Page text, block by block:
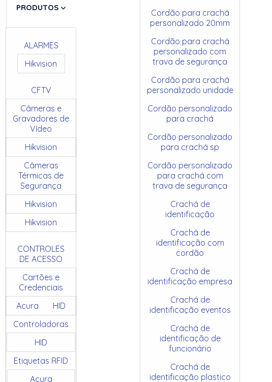
PRODUTOS
ALARMES
Hikvision
CFTV
Câmeras e
Gravadores de
Vídeo
Hikvision
Câmeras
Térmicas de
Segurança
Hikvision
Hikvision
CONTROLES
DE ACESSO
Cartões e
Credenciais
Acura
HID
Controladoras
HID
Etiquetas RFID
Acura
Cordão para crachá
personalizado 20mm
Cordão para crachá
personalizado com
trava de segurança
Cordão para crachá
personalizado unidade
Cordão personalizado
para crachá
Cordão personalizado
para crachá sp
Cordão personalizado
para crachá com
trava de segurança
Crachá de
identificação
Crachá de
identificação com
cordão
Crachá de
identificação empresa
Crachá de
identificação eventos
Crachá de
identificação de
funcionário
Crachá de
identificação plastico